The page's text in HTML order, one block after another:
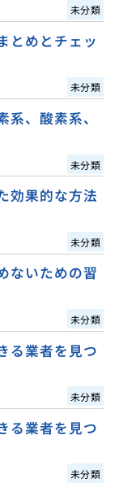
未分類
とめとチェッ
未分類
、酸素系、
未分類
効果的な方法
未分類
ないための習
未分類
る業者を見つ
未分類
る業者を見つ
未分類